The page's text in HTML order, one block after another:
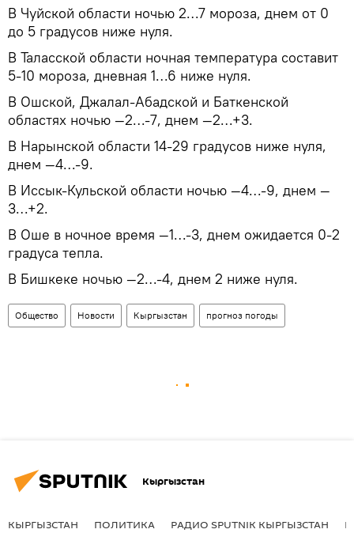
В Чуйской области ночью 2…7 мороза, днем от 0
до 5 градусов ниже нуля.
В Таласской области ночная температура составит
5-10 мороза, дневная 1…6 ниже нуля.
В Ошской, Джалал-Абадской и Баткенской
областях ночью —2…-7, днем —2…+3.
В Нарынской области 14-29 градусов ниже нуля,
днем —4…-9.
В Иссык-Кульской области ночью —4…-9, днем —
3…+2.
В Оше в ночное время —1…-3, днем ожидается 0-2
градуса тепла.
В Бишкеке ночью —2…-4, днем 2 ниже нуля.
Общество Новости Кыргызстан прогноз погоды
Кыргызстан
КЫРГЫЗСТАН ПОЛИТИКА РАДИО SPUTNIK КЫРГЫЗСТАН